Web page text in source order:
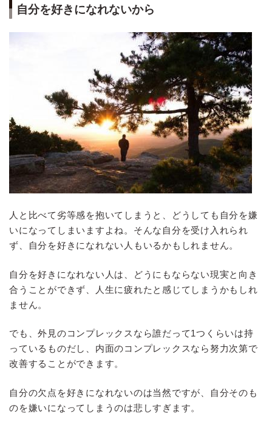
自分を好きになれないから
人と比べて劣等感を抱いてしまうと、どうしても自分を嫌
いになってしまいますよね。そんな自分を受け入れられ
ず、自分を好きになれない人もいるかもしれません。
自分を好きになれない人は、どうにもならない現実と向き
合うことができず、人生に疲れたと感じてしまうかもしれ
ません。
でも、外見のコンプレックスなら誰だって1つくらいは持
っているものだし、内面のコンプレックスなら努力次第で
改善することができます。
自分の欠点を好きになれないのは当然ですが、自分そのも
のを嫌いになってしまうのは悲しすぎます。